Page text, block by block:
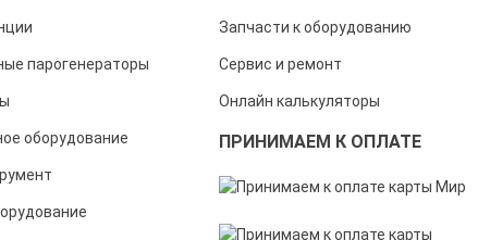
парогенераторы
оборудование
Запчасти к оборудованию
Сервис и ремонт
Онлайн калькуляторы
ПРИНИМАЕМ К ОПЛАТЕ